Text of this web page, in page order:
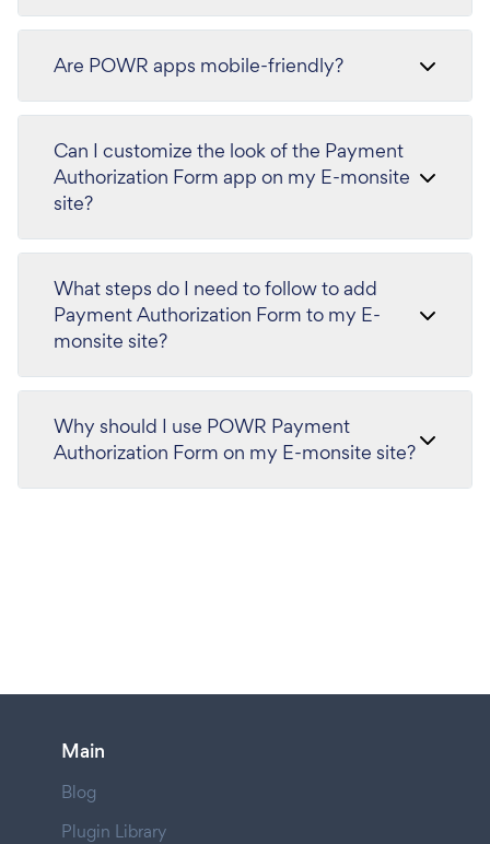
Are POWR apps mobile-friendly?
Can I customize the look of the Payment
Authorization Form app on my E-monsite
site?
What steps do I need to follow to add
Payment Authorization Form to my E-
monsite site?
Why should I use POWR Payment
Authorization Form on my E-monsite site?
Main
Blog
Plugin Library